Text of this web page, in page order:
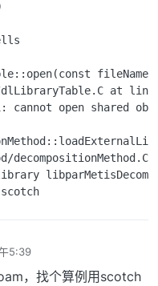
at line
cannot open shared
decompositionMethod.C
5:39
，找个算例用scotch